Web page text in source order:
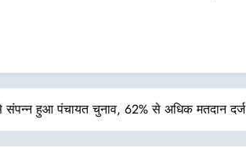
संपन्न हुआ पंचायत चुनाव, 62% से अधिक मतदान दर्ज